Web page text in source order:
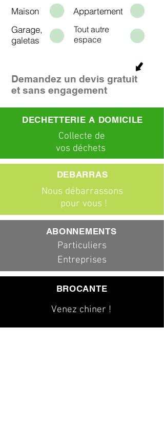
Maison
Appartement
Garage,
galetas
Tout autre
espace
Demandez un devis gratuit
et sans engagement
DECHETTERIE A DOMICILE
Collecte de
vos déchets
Nous débarrassons
pour vous !
DEBARRAS
ABONNEMENTS
Particuliers
Entreprises
BROCANTE
Venez chiner !